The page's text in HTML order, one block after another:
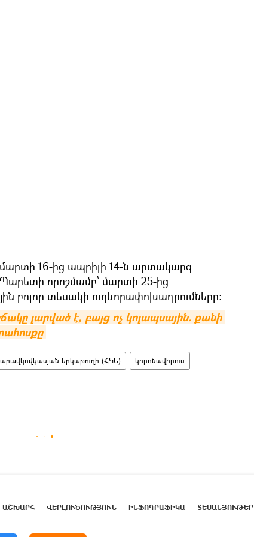
16-ից ապրիլի 14-ն արտակարգ
Պարետի որոշմամբ՝ մարտի 25-ից
բոլոր տեսակի ուղևորափոխադրումները:
լարված է, բայց ոչ կոլապսային. քանի
երկաթուղի (ՀԿԵ) կորոնավիրուս
ԱՇԽԱՐՀ ՎԵՐԼՈՒԾՈՒԹՅՈՒՆ ԻՆՖՈԳՐԱՖԻԿԱ ՏԵՍԱՆՅՈՒԹԵՐ